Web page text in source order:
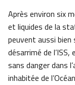
Après environ six
et liquides de la
peuvent aussi bien
désarrimé de
sans danger dans
inhabitée de